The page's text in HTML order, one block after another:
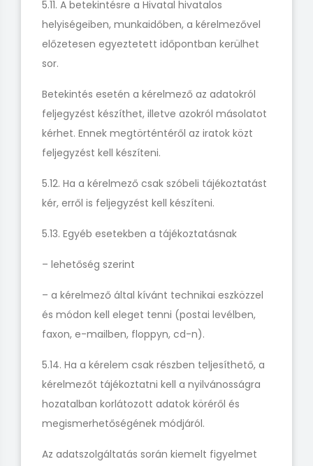
5.11. A betekintésre a Hivatal hivatalos
helyiségeiben, munkaidőben, a kérelmezővel
előzetesen egyeztetett időpontban kerülhet
sor.
Betekintés esetén a kérelmező az adatokról
feljegyzést készíthet, illetve azokról másolatot
kérhet. Ennek megtörténtéről az iratok közt
feljegyzést kell készíteni.
5.12. Ha a kérelmező csak szóbeli tájékoztatást
kér, erről is feljegyzést kell készíteni.
5.13. Egyéb esetekben a tájékoztatásnak
– lehetőség szerint
– a kérelmező által kívánt technikai eszközzel
és módon kell eleget tenni (postai levélben,
faxon, e-mailben, floppyn, cd-n).
5.14. Ha a kérelem csak részben teljesíthető, a
kérelmezőt tájékoztatni kell a nyilvánosságra
hozatalban korlátozott adatok köréről és
megismerhetőségének módjáról.
Az adatszolgáltatás során kiemelt figyelmet